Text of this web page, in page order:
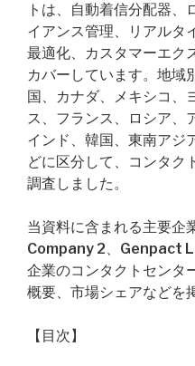
トは、自動着信分配器、
イアンス管理、リアルタ
最適化、カスタマーエク
カバーしています。地域
国、カナダ、メキシコ、
ス、フランス、ロシア、
インド、韓国、東南アジ
どに区分して、コンタク
調査しました。
当資料に含まれる主要企
Company 2、Genpact
企業のコンタクトセンタ
概要、市場シェアなどを
【目次】